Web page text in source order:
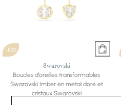
-10%
Swarovski
Boucles d’oreilles transformables
Swarovski Imber en métal doré et
cristaux Swarovski